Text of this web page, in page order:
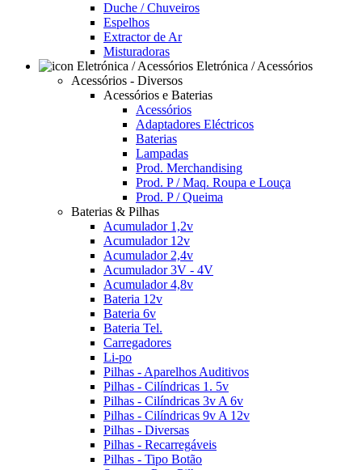
Duche / Chuveiros
Espelhos
Extractor de Ar
Misturadoras
Eletrónica / Acessórios
Acessórios - Diversos
Acessórios e Baterias
Acessórios
Adaptadores Eléctricos
Baterias
Lampadas
Prod. Merchandising
Prod. P / Maq. Roupa e Louça
Prod. P / Queima
Baterias & Pilhas
Acumulador 1,2v
Acumulador 12v
Acumulador 2,4v
Acumulador 3V - 4V
Acumulador 4,8v
Bateria 12v
Bateria 6v
Bateria Tel.
Carregadores
Li-po
Pilhas - Aparelhos Auditivos
Pilhas - Cilíndricas 1. 5v
Pilhas - Cilíndricas 3v A 6v
Pilhas - Cilíndricas 9v A 12v
Pilhas - Diversas
Pilhas - Recarregáveis
Pilhas - Tipo Botão